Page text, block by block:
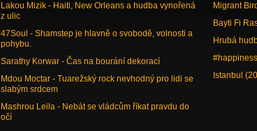
Lakou Mizik - Haiti, New Orleans a hudba vynořená
z ulic
47Soul - Shamstep je hlavně o svobodě, volnosti a
pohybu.
Sarathy Korwar - Čas na bourání dekorací
Mdou Moctar - Tuarežský rock nevhodný pro lidi se
slabým srdcem
Mashrou Leila - Nebát se vládcům říkat pravdu do
očí
Migrant
Bayti Fi
Hrubá
Istanbul